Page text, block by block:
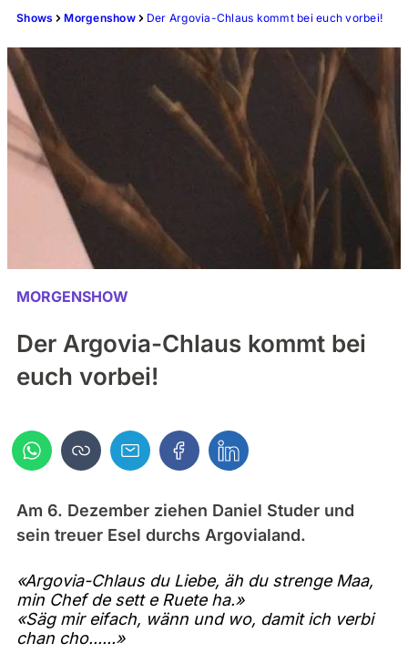
Shows Morgenshow Der Argovia-Chlaus kommt bei euch vorbei!
MORGENSHOW
Der Argovia-Chlaus kommt bei
euch vorbei!
Am 6. Dezember ziehen Daniel Studer und
sein treuer Esel durchs Argovialand.
«Argovia-Chlaus du Liebe, äh du strenge Maa,
min Chef de sett e Ruete ha.»
«Säg mir eifach, wänn und wo, damit ich verbi
chan cho......»